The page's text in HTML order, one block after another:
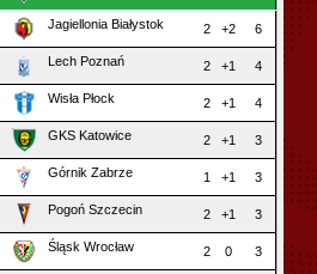
Jagiellonia Białystok 2 +2 6
Lech Poznań 2 +1 4
Wisła Płock 2 +1 4
GKS Katowice 2 +1 3
Górnik Zabrze 1 +1 3
Pogoń Szczecin 2 +1 3
Śląsk Wrocław 2 0 3